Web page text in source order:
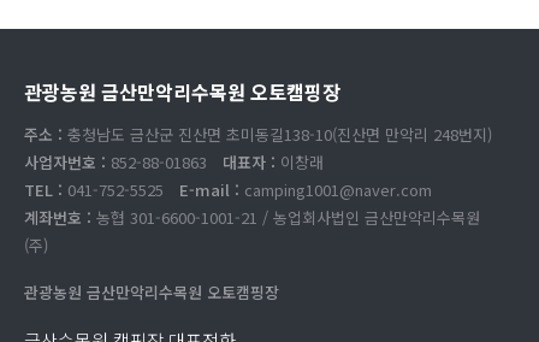
관광농원 금산만악리수목원 오토캠핑장
주소 : 충청남도 금산군 진산면 초미동길138-10(진산면 만악리 248번지)
사업자번호 : 852-88-01863 대표자 : 이창래
TEL : 041-752-5525 E-mail : camping1001@naver.com
계좌번호 : 농협 301-6600-1001-21 / 농업회사법인 금산만악리수목원
(주)
관광농원 금산만악리수목원 오토캠핑장